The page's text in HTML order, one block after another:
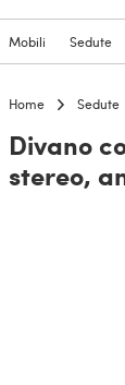
Mobili Sedute
Home Sedute
Divano
stereo,